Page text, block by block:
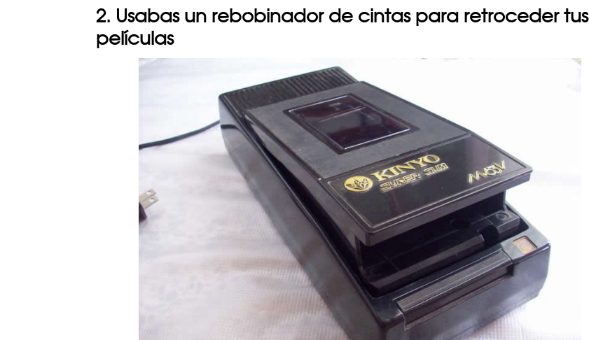
2. Usabas un rebobinador de cintas para retroceder tus
películas